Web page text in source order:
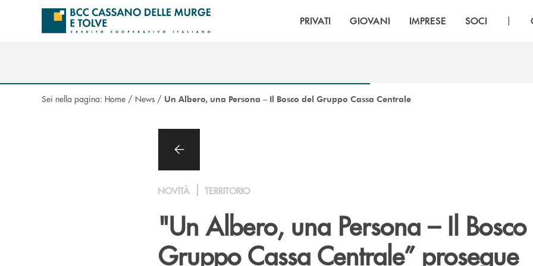
Salta al contenuto principale
PRIVATI GIOVANI IMPRESE SOCI |
Sei nella pagina: Home / News / Un Albero, una Persona – Il Bosco del Gruppo Cassa Centrale
NOVITÀ TERRITORIO
"Un Albero, una Persona – Il
Gruppo Cassa Centrale” prosegue